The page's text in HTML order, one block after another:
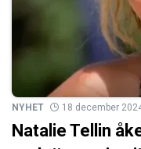
NYHET 18 december
Natalie Tellin